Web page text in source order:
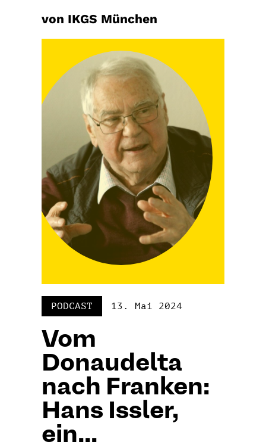
von IKGS München
PODCAST 13. Mai 2024
Vom
Donaudelta
nach Franken:
Hans Issler,
ein...